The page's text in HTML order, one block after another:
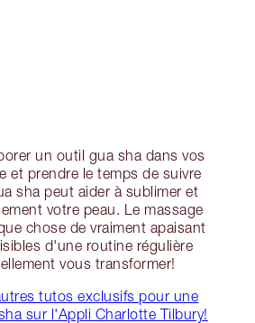
un outil gua sha dans vos
et prendre le temps de suivre
sha peut aider à sublimer et
votre peau. Le massage
chose de vraiment apaisant
d'une routine régulière
vous transformer!
tutos exclusifs pour une
sur l'Appli Charlotte Tilbury!